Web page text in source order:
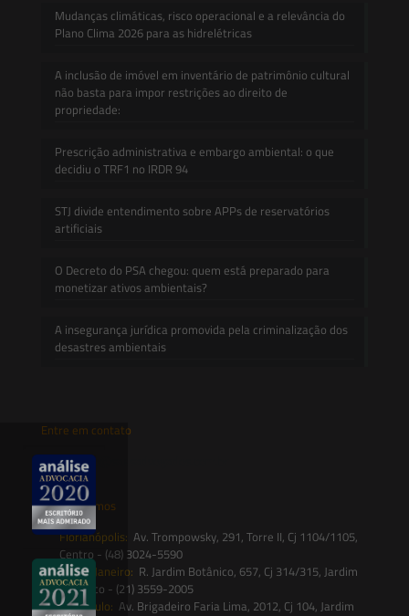
Mudanças climáticas, risco operacional e a relevância do
Plano Clima 2026 para as hidrelétricas
A inclusão de imóvel em inventário de patrimônio cultural
não basta para impor restrições ao direito de
propriedade:
Prescrição administrativa e embargo ambiental: o que
decidiu o TRF1 no IRDR 94
STJ divide entendimento sobre APPs de reservatórios
artificiais
O Decreto do PSA chegou: quem está preparado para
monetizar ativos ambientais?
A insegurança jurídica promovida pela criminalização dos
desastres ambientais
Entre em contato
contato@saesadvogados.com.br
Onde estamos
Florianópolis: Av. Trompowsky, 291, Torre II, Cj 1104/1105,
Centro - (48) 3024-5590
Rio de Janeiro: R. Jardim Botânico, 657, Cj 314/315, Jardim
Botânico - (21) 3559-2005
São Paulo: Av. Brigadeiro Faria Lima, 2012, Cj 104, Jardim